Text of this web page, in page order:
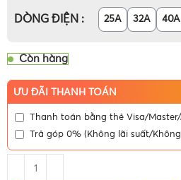
DÒNG ĐIỆN 25A 32A 40A
Còn hàng
ƯU ĐÃI THANH TOÁN
Thanh toán bằng thẻ Visa/Master/
Trả góp 0% (Không lãi suất/